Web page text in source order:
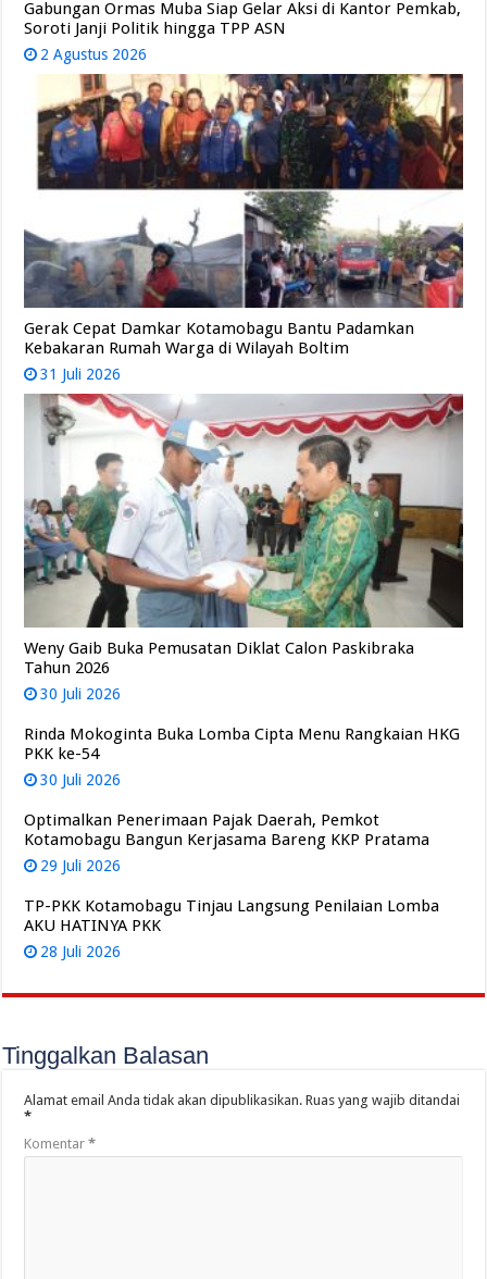
Gabungan Ormas Muba Siap Gelar Aksi di Kantor Pemkab,
Soroti Janji Politik hingga TPP ASN
2 Agustus 2026
Gerak Cepat Damkar Kotamobagu Bantu Padamkan
Kebakaran Rumah Warga di Wilayah Boltim
31 Juli 2026
Weny Gaib Buka Pemusatan Diklat Calon Paskibraka
Tahun 2026
30 Juli 2026
Rinda Mokoginta Buka Lomba Cipta Menu Rangkaian HKG
PKK ke-54
30 Juli 2026
Optimalkan Penerimaan Pajak Daerah, Pemkot
Kotamobagu Bangun Kerjasama Bareng KKP Pratama
29 Juli 2026
TP-PKK Kotamobagu Tinjau Langsung Penilaian Lomba
AKU HATINYA PKK
28 Juli 2026
Tinggalkan Balasan
Alamat email Anda tidak akan dipublikasikan. Ruas yang wajib ditandai
*
Komentar*